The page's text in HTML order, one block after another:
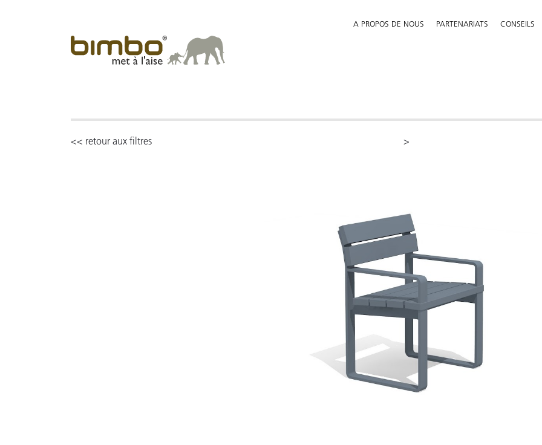
A PROPOS DE NOUS PARTENARIATS CONSEILS
<< retour aux filtres >